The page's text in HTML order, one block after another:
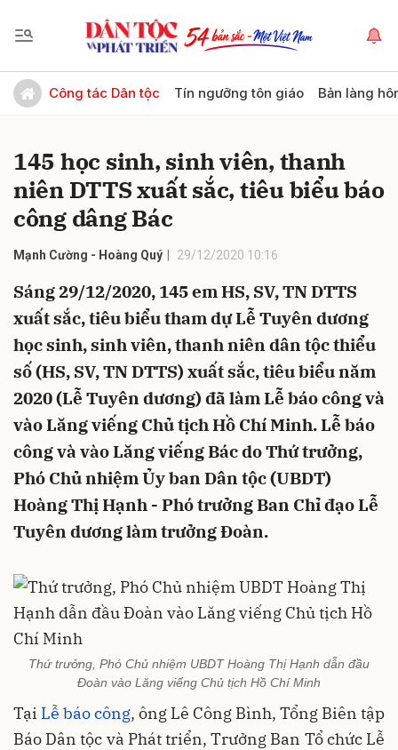
Công tác Dân tộc Tín ngưỡng tôn giáo Bản làng
145 học sinh, sinh viên, thanh
niên DTTS xuất sắc, tiêu biểu báo
công dâng Bác
Mạnh Cường - Hoàng Quý 29/12/2020 10:16
Sáng 29/12/2020, 145 em HS, SV, TN DTTS
xuất sắc, tiêu biểu tham dự Lễ Tuyên dương
học sinh, sinh viên, thanh niên dân tộc thiểu
số (HS, SV, TN DTTS) xuất sắc, tiêu biểu năm
2020 (Lễ Tuyên dương) đã làm Lễ báo công và
vào Lăng viếng Chủ tịch Hồ Chí Minh. Lễ báo
công và vào Lăng viếng Bác do Thứ trưởng,
Phó Chủ nhiệm Ủy ban Dân tộc (UBDT)
Hoàng Thị Hạnh - Phó trưởng Ban Chỉ đạo Lễ
Tuyên dương làm trưởng Đoàn.
Thứ trưởng, Phó Chủ nhiệm UBDT Hoàng Thị Hạnh dẫn đầu
Đoàn vào Lăng viếng Chủ tịch Hồ Chí Minh
Tại Lễ báo công, ông Lê Công Bình, Tổng Biên tập
Báo Dân tộc và Phát triển, Trưởng Ban Tổ chức Lễ
Gửi bình luận